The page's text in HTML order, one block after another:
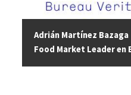
Adrián Martínez Bazaga
Food Market Leader en